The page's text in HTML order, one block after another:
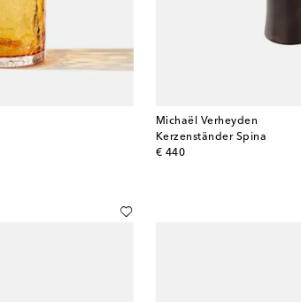
Michaël Verheyden
Kerzenständer Spina
€ 440
original price